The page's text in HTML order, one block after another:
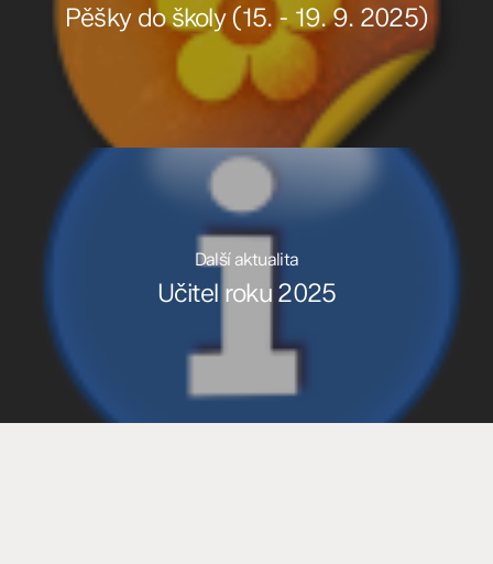
Pěšky do školy (15. - 19. 9. 2025)
Další aktualita
Učitel roku 2025